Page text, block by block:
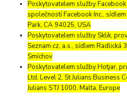
Poskytovatelem služby
společností Facebook Inc.,
Park, CA 94025, USA
Poskytovatelem služby Sklik,
Seznam.cz, a.s., sídlem Radlická
Smíchov
Poskytovatelem služby Hotjar,
Ltd, Level 2, St Julians Business
Julians STJ 1000, Malta, Europe